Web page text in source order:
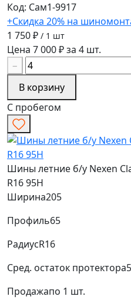
Код: Сам1-9917
+Скидка 20% на
1 750 ₽ / 1 шт
Цена 7 000 ₽ за 4 шт.
−
В корзину
С пробегом
Шины летние б/у Nexen
R16 95H
Ширина205
Профиль65
РадиусR16
Сред. остаток протектора
Продажапо 1 шт.